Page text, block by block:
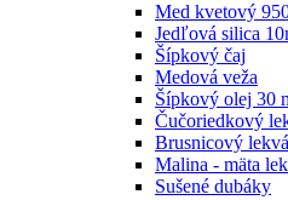
Med kvetový
Jedľová silica
Šípkový čaj
Medová veža
Šípkový olej 30
Čučoriedkový
Brusnicový
Malina - mäta
Sušené dubáky